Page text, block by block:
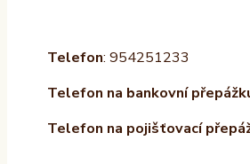
Telefon: 954251233
Telefon na bankovní
Telefon na pojišťovací